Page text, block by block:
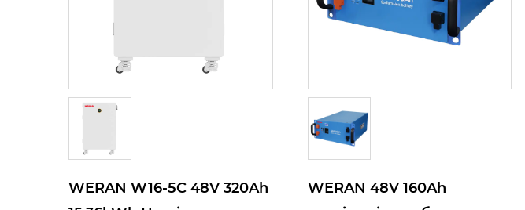
WERAN W16-5C 48V 320Ah
WERAN 48V 160Ah